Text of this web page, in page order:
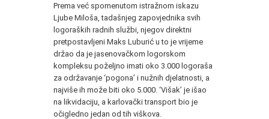
Prema već spomenutom istražnom iskazu
Ljube Miloša, tadašnjeg zapovjednika svih
logoraških radnih službi, njegov direktni
pretpostavljeni Maks Luburić u to je vrijeme
držao da je jasenovačkom logorskom
kompleksu poželjno imati oko 3.000 logoraša
za održavanje ‘pogona’ i nužnih djelatnosti, a
najviše ih može biti oko 5.000. ‘Višak’ je išao
na likvidaciju, a karlovački transport bio je
očigledno jedan od tih viškova.